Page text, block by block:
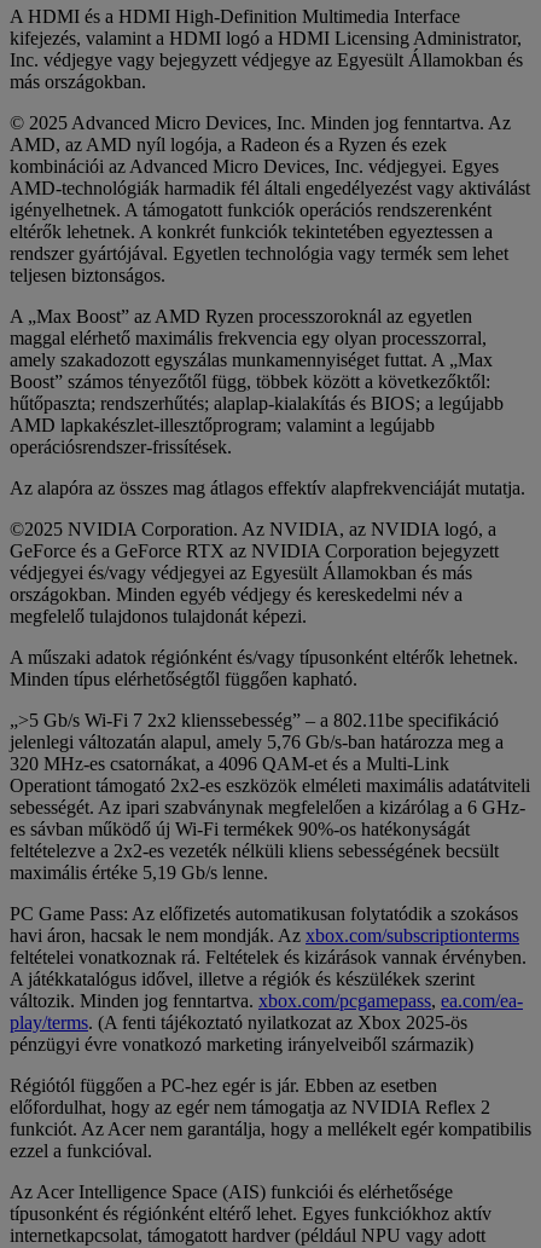
A HDMI és a HDMI High-Definition Multimedia Interface
kifejezés, valamint a HDMI logó a HDMI Licensing Administrator,
Inc. védjegye vagy bejegyzett védjegye az Egyesült Államokban és
más országokban.
© 2025 Advanced Micro Devices, Inc. Minden jog fenntartva. Az
AMD, az AMD nyíl logója, a Radeon és a Ryzen és ezek
kombinációi az Advanced Micro Devices, Inc. védjegyei. Egyes
AMD-technológiák harmadik fél általi engedélyezést vagy aktiválást
igényelhetnek. A támogatott funkciók operációs rendszerenként
eltérők lehetnek. A konkrét funkciók tekintetében egyeztessen a
rendszer gyártójával. Egyetlen technológia vagy termék sem lehet
teljesen biztonságos.
A „Max Boost” az AMD Ryzen processzoroknál az egyetlen
maggal elérhető maximális frekvencia egy olyan processzorral,
amely szakadozott egyszálas munkamennyiséget futtat. A „Max
Boost” számos tényezőtől függ, többek között a következőktől:
hűtőpaszta; rendszerhűtés; alaplap-kialakítás és BIOS; a legújabb
AMD lapkakészlet-illesztőprogram; valamint a legújabb
operációsrendszer-frissítések.
Az alapóra az összes mag átlagos effektív alapfrekvenciáját mutatja.
©2025 NVIDIA Corporation. Az NVIDIA, az NVIDIA logó, a
GeForce és a GeForce RTX az NVIDIA Corporation bejegyzett
védjegyei és/vagy védjegyei az Egyesült Államokban és más
országokban. Minden egyéb védjegy és kereskedelmi név a
megfelelő tulajdonos tulajdonát képezi.
A műszaki adatok régiónként és/vagy típusonként eltérők lehetnek.
Minden típus elérhetőségtől függően kapható.
„>5 Gb/s Wi-Fi 7 2x2 klienssebesség” – a 802.11be specifikáció
jelenlegi változatán alapul, amely 5,76 Gb/s-ban határozza meg a
320 MHz-es csatornákat, a 4096 QAM-et és a Multi-Link
Operationt támogató 2x2-es eszközök elméleti maximális adatátviteli
sebességét. Az ipari szabványnak megfelelően a kizárólag a 6 GHz-
es sávban működő új Wi-Fi termékek 90%-os hatékonyságát
feltételezve a 2x2-es vezeték nélküli kliens sebességének becsült
maximális értéke 5,19 Gb/s lenne.
PC Game Pass: Az előfizetés automatikusan folytatódik a szokásos
havi áron, hacsak le nem mondják. Az xbox.com/subscriptionterms
feltételei vonatkoznak rá. Feltételek és kizárások vannak érvényben.
A játékkatalógus idővel, illetve a régiók és készülékek szerint
változik. Minden jog fenntartva. xbox.com/pcgamepass, ea.com/ea-
play/terms. (A fenti tájékoztató nyilatkozat az Xbox 2025-ös
pénzügyi évre vonatkozó marketing irányelveiből származik)
Régiótól függően a PC-hez egér is jár. Ebben az esetben
előfordulhat, hogy az egér nem támogatja az NVIDIA Reflex 2
funkciót. Az Acer nem garantálja, hogy a mellékelt egér kompatibilis
ezzel a funkcióval.
Az Acer Intelligence Space (AIS) funkciói és elérhetősége
típusonként és régiónként eltérő lehet. Egyes funkciókhoz aktív
internetkapcsolat, támogatott hardver (például NPU vagy adott